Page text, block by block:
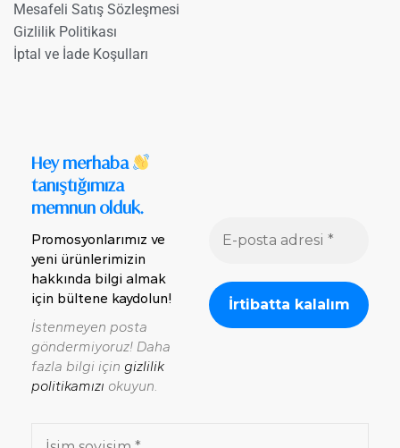
Mesafeli Satış Sözleşmesi
Gizlilik Politikası
İptal ve İade Koşulları
Hey merhaba
tanıştığımıza
memnun olduk.
Promosyonlarımız ve
yeni ürünlerimizin
hakkında bilgi almak
için bültene kaydolun!
İstenmeyen posta
göndermiyoruz! Daha
fazla bilgi için gizlilik
politikamızı okuyun.